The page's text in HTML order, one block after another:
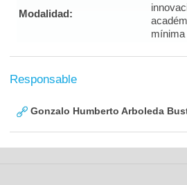
Modalidad:
Responsable
Gonzalo Humberto Arboleda